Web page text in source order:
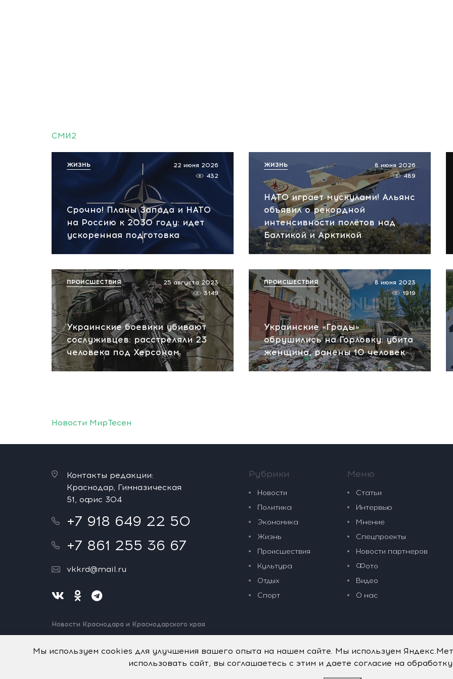
СМИ2
Срочно! Планы Запада и НАТО
на Россию к 2030 году: идет
ускоренная подготовка
22 июня 2026
432
ЖИЗНЬ
НАТО играет мускулами! Альянс
объявил о рекордной
интенсивности полётов над
Балтикой и Арктикой
8 июня 2026
489
ЖИЗНЬ
Украинские боевики убивают
сослуживцев: расстреляли 23
человека под Херсоном
25 августа 2023
3149
ПРОИСШЕСТВИЯ
Украинские «Грады»
обрушились на Горловку: убита
женщина, ранены 10 человек
8 июня 2023
1919
ПРОИСШЕСТВИЯ
Новости МирТесен
Контакты редакции:
Краснодар, Гимназическая
51, офис 304
+7 918 649 22 50
+7 861 255 36 67
vkkrd@mail.ru
Новости Краснодара и Краснодарского края
Нашли ошибку? Выделите и нажмите Ctrl+Enter.
Рубрики
Новости
Политика
Экономика
Жизнь
Происшествия
Культура
Отдых
Спорт
Меню
Статьи
Интервью
Мнение
Спецпроекты
Новости партнеров
Фото
Видео
О нас
Мы используем cookies для улучшения вашего опыта на нашем сайте. Мы используем
использовать сайт, вы соглашаетесь с этим и даете согласие на